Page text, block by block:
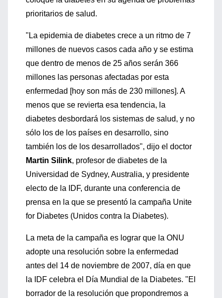
prioritarios de salud.
"La epidemia de diabetes crece a un ritmo de 7
millones de nuevos casos cada año y se estima
que dentro de menos de 25 años serán 366
millones las personas afectadas por esta
enfermedad [hoy son más de 230 millones]. A
menos que se revierta esa tendencia, la
diabetes desbordará los sistemas de salud, y no
sólo los de los países en desarrollo, sino
también los de los desarrollados", dijo el doctor
Martin Silink, profesor de diabetes de la
Universidad de Sydney, Australia, y presidente
electo de la IDF, durante una conferencia de
prensa en la que se presentó la campaña Unite
for Diabetes (Unidos contra la Diabetes).
La meta de la campaña es lograr que la ONU
adopte una resolución sobre la enfermedad
antes del 14 de noviembre de 2007, día en que
la IDF celebra el Día Mundial de la Diabetes. "El
borrador de la resolución que propondremos a